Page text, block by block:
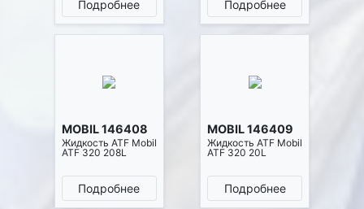
Подробнее Подробнее
MOBIL 146408
Жидкость ATF Mobil
ATF 320 208L
Подробнее
MOBIL 146409
Жидкость ATF Mobil
ATF 320 20L
Подробнее